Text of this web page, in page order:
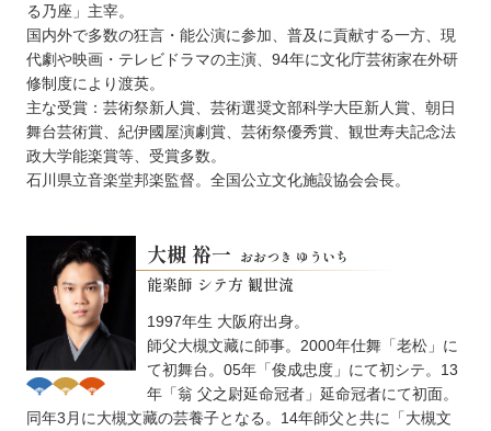
る乃座」主宰。
国内外で多数の狂言・能公演に参加、普及に貢献する一方、現
代劇や映画・テレビドラマの主演、94年に文化庁芸術家在外研
修制度により渡英。
主な受賞：芸術祭新人賞、芸術選奨文部科学大臣新人賞、朝日
舞台芸術賞、紀伊國屋演劇賞、芸術祭優秀賞、観世寿夫記念法
政大学能楽賞等、受賞多数。
石川県立音楽堂邦楽監督。全国公立文化施設協会会長。
大槻 裕一 おおつき ゆういち
能楽師 シテ方 観世流
1997年生 大阪府出身。
師父大槻文藏に師事。2000年仕舞「老松」に
て初舞台。05年「俊成忠度」にて初シテ。13
年「翁 父之尉延命冠者」延命冠者にて初面。
同年3月に大槻文藏の芸養子となる。14年師父と共に「大槻文